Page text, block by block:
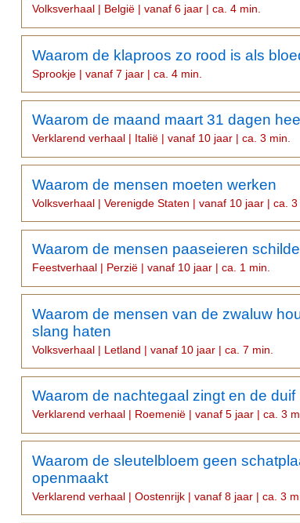
Volksverhaal | België | vanaf 6 jaar | ca. 4 min.
Waarom de klaproos zo rood is als
Sprookje | vanaf 7 jaar | ca. 4 min.
Waarom de maand maart 31 dagen
Verklarend verhaal | Italië | vanaf 10 jaar | ca. 3 min.
Waarom de mensen moeten werken
Volksverhaal | Verenigde Staten | vanaf 10 jaar | ca.
Waarom de mensen paaseieren
Feestverhaal | Perzië | vanaf 10 jaar | ca. 1 min.
Waarom de mensen van de zwaluw
slang haten
Volksverhaal | Letland | vanaf 10 jaar | ca. 7 min.
Waarom de nachtegaal zingt en de duif
Verklarend verhaal | Roemenië | vanaf 5 jaar | ca. 3
Waarom de sleutelbloem geen
openmaakt
Verklarend verhaal | Oostenrijk | vanaf 8 jaar | ca. 3